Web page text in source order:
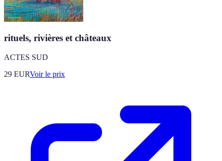
rituels, rivières et châteaux
ACTES SUD
29 EURVoir le prix